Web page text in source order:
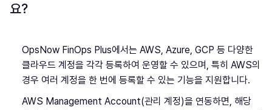
요?
OpsNow FinOps Plus에서는 AWS, Azure, GCP 등 다양한
클라우드 계정을 각각 등록하여 운영할 수 있으며, 특히 AWS의
경우 여러 계정을 한 번에 등록할 수 있는 기능을 지원합니다.
AWS Management Account(관리 계정)을 연동하면, 해당